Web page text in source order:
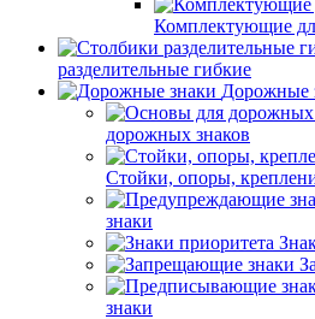
Комплектующие
разделительные гибкие
Дорожные
дорожных знаков
Стойки, опоры,
знаки
знаки